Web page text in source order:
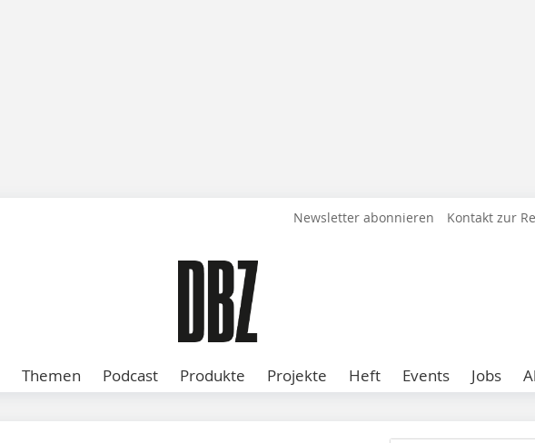
Newsletter abonnieren Kontakt zur
Themen Podcast Produkte Projekte Heft Events Jobs